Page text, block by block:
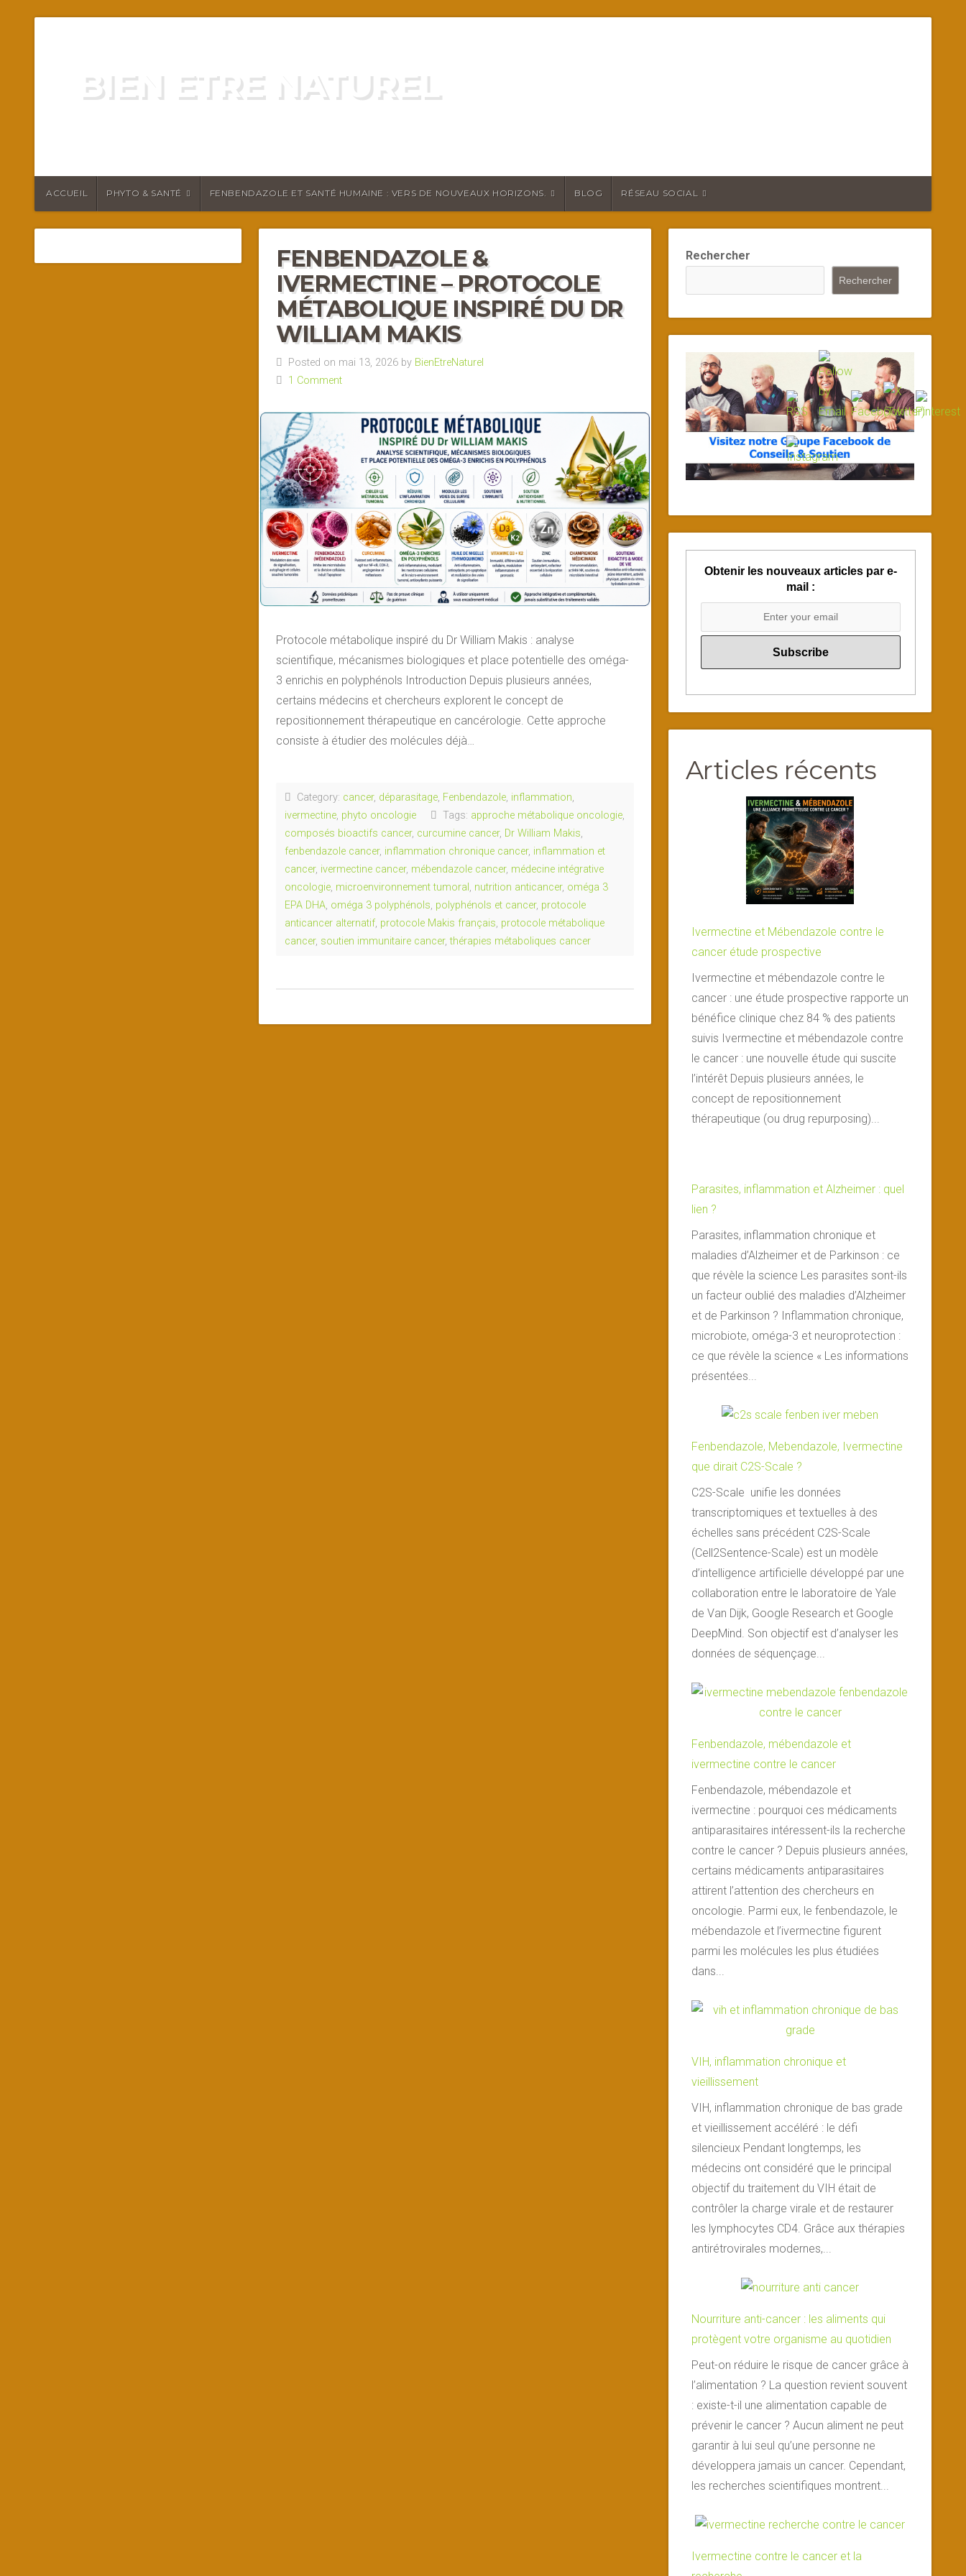
BIEN ETRE NATUREL
ACCUEIL PHYTO & SANTÉ FENBENDAZOLE ET SANTÉ HUMAINE : VERS DE NOUVEAUX HORIZONS. BLOG RÉSEAU SOCIAL
FENBENDAZOLE &
IVERMECTINE – PROTOCOLE
MÉTABOLIQUE INSPIRÉ DU DR
WILLIAM MAKIS
Posted on mai 13, 2026 by BienEtreNaturel
1 Comment
Protocole métabolique inspiré du Dr William Makis : analyse
scientifique, mécanismes biologiques et place potentielle des oméga-
3 enrichis en polyphénols Introduction Depuis plusieurs années,
certains médecins et chercheurs explorent le concept de
repositionnement thérapeutique en cancérologie. Cette approche
consiste à étudier des molécules déjà…
Category: cancer, déparasitage, Fenbendazole, inflammation,
ivermectine, phyto oncologie Tags: approche métabolique oncologie,
composés bioactifs cancer, curcumine cancer, Dr William Makis,
fenbendazole cancer, inflammation chronique cancer, inflammation et
cancer, ivermectine cancer, mébendazole cancer, médecine intégrative
oncologie, microenvironnement tumoral , nutrition anticancer, oméga 3
EPA DHA, oméga 3 polyphénols, polyphénols et cancer, protocole
anticancer alternatif, protocole Makis français, protocole métabolique
cancer, soutien immunitaire cancer,thérapies métaboliques cancer
Rechercher
Rechercher
Obtenir les nouveaux articles par e-
mail :
Articles récents
Ivermectine et Mébendazole contre le
cancer étude prospective
Ivermectine et mébendazole contre le
cancer : une étude prospective rapporte un
bénéfice clinique chez 84 % des patients
suivis Ivermectine et mébendazole contre
le cancer : une nouvelle étude qui suscite
l’intérêt Depuis plusieurs années, le
concept de repositionnement
thérapeutique (ou drug repurposing)...
Parasites, inflammation et Alzheimer : quel
lien ?
Parasites, inflammation chronique et
maladies d’Alzheimer et de Parkinson : ce
que révèle la science Les parasites sont-ils
un facteur oublié des maladies d’Alzheimer
et de Parkinson ? Inflammation chronique,
microbiote, oméga-3 et neuroprotection :
ce que révèle la science « Les informations
présentées...
Fenbendazole, Mebendazole, Ivermectine
que dirait C2S-Scale ?
C2S-Scale unifie les données
transcriptomiques et textuelles à des
échelles sans précédent C2S-Scale
(Cell2Sentence-Scale) est un modèle
d’intelligence artificielle développé par une
collaboration entre le laboratoire de Yale
de Van Dijk, Google Research et Google
DeepMind. Son objectif est d’analyser les
données de séquençage...
Fenbendazole, mébendazole et
ivermectine contre le cancer
Fenbendazole, mébendazole et
ivermectine : pourquoi ces médicaments
antiparasitaires intéressent-ils la recherche
contre le cancer ? Depuis plusieurs années,
certains médicaments antiparasitaires
attirent l’attention des chercheurs en
oncologie. Parmi eux, le fenbendazole, le
mébendazole et l’ivermectine figurent
parmi les molécules les plus étudiées
dans...
VIH, inflammation chronique et
vieillissement
VIH, inflammation chronique de bas grade
et vieillissement accéléré : le défi
silencieux Pendant longtemps, les
médecins ont considéré que le principal
objectif du traitement du VIH était de
contrôler la charge virale et de restaurer
les lymphocytes CD4. Grâce aux thérapies
antirétrovirales modernes,...
Nourriture anti-cancer : les aliments qui
protègent votre organisme au quotidien
Peut-on réduire le risque de cancer grâce à
l’alimentation ? La question revient souvent
: existe-t-il une alimentation capable de
prévenir le cancer ? Aucun aliment ne peut
garantir à lui seul qu’une personne ne
développera jamais un cancer. Cependant,
les recherches scientifiques montrent...
Ivermectine contre le cancer et la